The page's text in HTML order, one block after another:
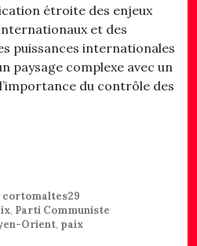
étroite des enjeux
et des
puissances internationales
paysage complexe avec un
du contrôle des
à l’engrenage impérialiste »
cortomaltes29
, Parti Communiste
Orient, paix